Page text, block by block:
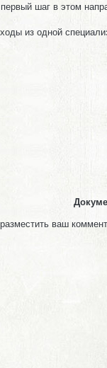
шаг в этом
из одной
разместить ваш